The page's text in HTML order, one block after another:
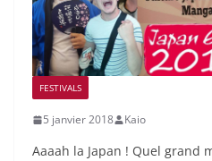
FESTIVALS
5 janvier 2018 Kaio
Aaaah la Japan ! Quel grand